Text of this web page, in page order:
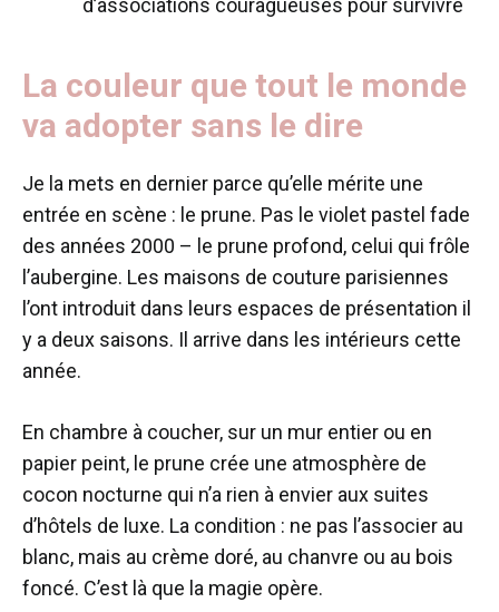
d’associations couragueuses pour survivre
La couleur que tout le monde
va adopter sans le dire
Je la mets en dernier parce qu’elle mérite une
entrée en scène : le prune. Pas le violet pastel fade
des années 2000 – le prune profond, celui qui frôle
l’aubergine. Les maisons de couture parisiennes
l’ont introduit dans leurs espaces de présentation il
y a deux saisons. Il arrive dans les intérieurs cette
année.
En chambre à coucher, sur un mur entier ou en
papier peint, le prune crée une atmosphère de
cocon nocturne qui n’a rien à envier aux suites
d’hôtels de luxe. La condition : ne pas l’associer au
blanc, mais au crème doré, au chanvre ou au bois
foncé. C’est là que la magie opère.